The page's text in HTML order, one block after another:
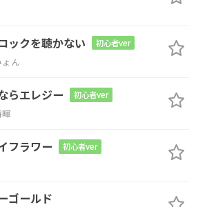
レちゃって今じゃ
ックを聴かない 初心者ver
ん
らエレジー 初心者ver
暉
フラワー 初心者ver
ゴールド